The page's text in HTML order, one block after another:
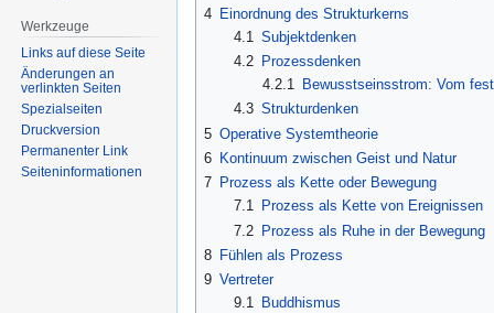
4 Einordnung des Strukturkerns
4.1 Subjektdenken
4.2
Prozessdenken
4.2.1
Bewusstseinsstrom: Vom
4.3 Strukturdenken
5 Operative Systemtheorie
6 Kontinuum zwischen Geist und Natur
7 Prozess als Kette oder Bewegung
7.1
Prozess als Kette von Ereignissen
7.2 Prozess als Ruhe in der Bewegung
8 Fühlen als Prozess
9 Vertreter
9.1
Buddhismus
Werkzeuge
Links auf diese Seite
Änderungen an
verlinkten Seiten
Spezialseiten
Druckversion
Permanenter Link
Seiten­informationen